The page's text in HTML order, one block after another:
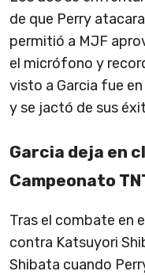
de que Perry
permitió a MJF
el micrófono y
visto a Garcia fue
y se jactó de sus
Garcia deja en
Campeonato
Tras el combate en
contra Katsuyori
Shibata cuando